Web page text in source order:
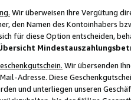
Wir überweisen Ihre Vergütung
den Namen des Kontoinhabers
für diese Option entscheiden,
Wir übersenden
Adresse. Diese
und unterliegen unseren